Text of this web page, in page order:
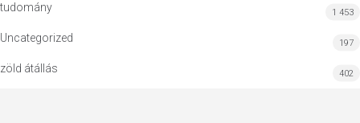
tudomány 1 453
Uncategorized 197
zöld átállás 402